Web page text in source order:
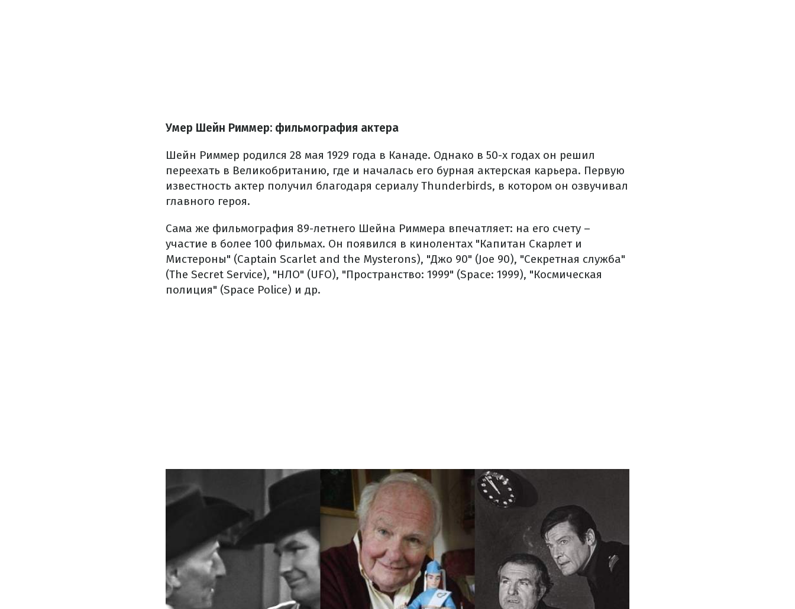
Умер Шейн Риммер: фильмография актера
Шейн Риммер родился 28 мая 1929 года в Канаде. Однако в 50-х годах он решил
переехать в Великобританию, где и началась его бурная актерская карьера. Первую
известность актер получил благодаря сериалу Thunderbirds, в котором он озвучивал
главного героя.
Сама же фильмография 89-летнего Шейна Риммера впечатляет: на его счету –
участие в более 100 фильмах. Он появился в кинолентах "Капитан Скарлет и
Мистероны" (Captain Scarlet and the Mysterons), "Джо 90" (Joe 90), "Секретная служба"
(The Secret Service), "НЛО" (UFO), "Пространство: 1999" (Space: 1999), "Космическая
полиция" (Space Police) и др.